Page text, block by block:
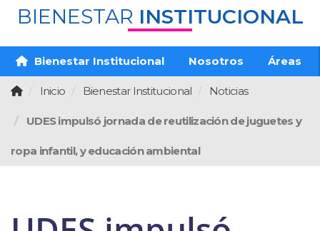
BIENESTAR INSTITUCIONAL
Bienestar Institucional Nosotros Áreas
Inicio Bienestar Institucional Noticias
UDES impulsó jornada de reutilización de juguetes y
ropa infantil, y educación ambiental